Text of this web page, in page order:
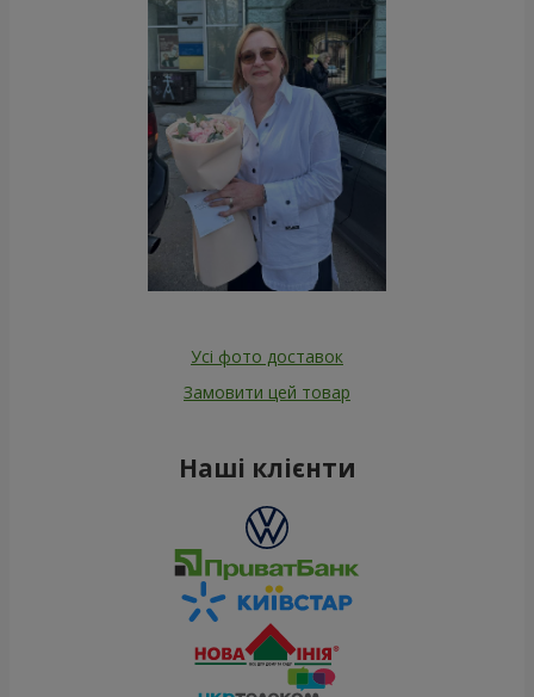
Усі фото доставок
Замовити цей товар
Наші клієнти